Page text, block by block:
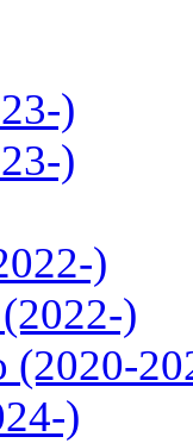
)
)
)
)
(2020-
)